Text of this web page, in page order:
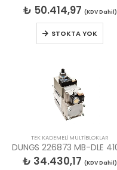
₺ 50.414,97 (KDV Dahil)
STOKTA YOK
TEK KADEMELİ MULTİBLOKLAR
₺ 34.430,17 (KDV Dahil)